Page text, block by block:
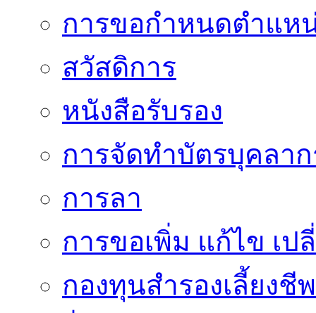
การขอกำหนดตำแห
สวัสดิการ
หนังสือรับรอง
การจัดทำบัตรบุคลา
การลา
การขอเพิ่ม แก้ไข เ
กองทุนสำรองเลี้ยงชีพ